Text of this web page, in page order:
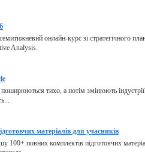
онлайн-курс зі стратегічного
Analysis.
тихо, а потім змінюють
матеріалів для учасників
повних комплектів підготовчих